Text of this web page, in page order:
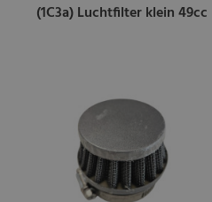
(1C3a) Luchtfilter klein 49cc